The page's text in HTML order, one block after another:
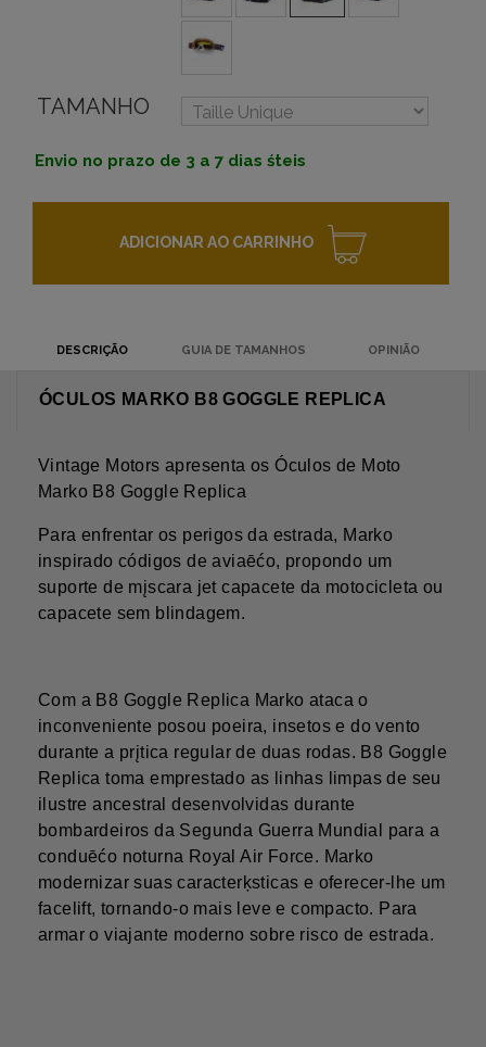
TAMANHO
Envio no prazo de 3 a 7 dias śteis
ADICIONAR AO CARRINHO
DESCRIÇÃO GUIA DE TAMANHOS OPINIÃO
ÓCULOS MARKO B8 GOGGLE REPLICA
Vintage Motors apresenta os Óculos de Moto
Marko B8 Goggle Replica
Para enfrentar os perigos da estrada, Marko
inspirado códigos de aviaēćo, propondo um
suporte de mįscara jet capacete da motocicleta ou
capacete sem blindagem.
Com a B8 Goggle Replica Marko ataca o
inconveniente posou poeira, insetos e do vento
durante a prįtica regular de duas rodas. B8 Goggle
Replica toma emprestado as linhas limpas de seu
ilustre ancestral desenvolvidas durante
bombardeiros da Segunda Guerra Mundial para a
conduēćo noturna Royal Air Force. Marko
modernizar suas caracterķsticas e oferecer-lhe um
facelift, tornando-o mais leve e compacto. Para
armar o viajante moderno sobre risco de estrada.